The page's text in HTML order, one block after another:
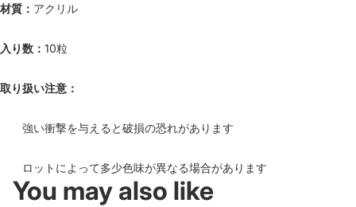
材質： アクリル
入り数： 10粒
取り扱い注意：
強い衝撃を与えると破損の恐れがあります
ロットによって多少色味が異なる場合があります
You may also like